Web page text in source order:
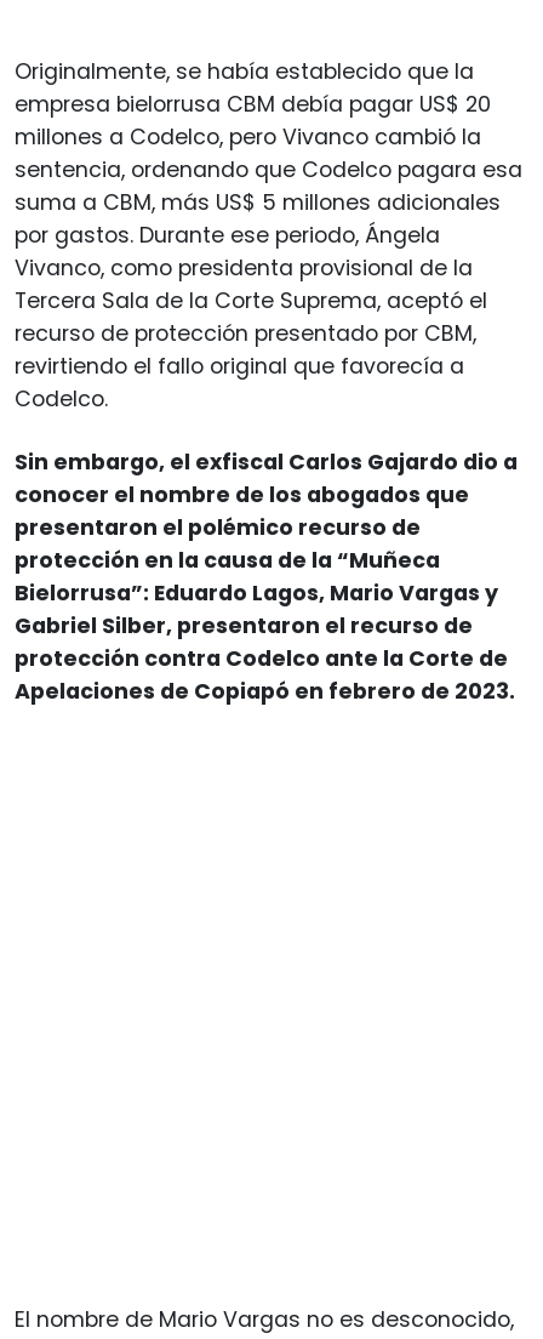
Originalmente, se había establecido que la
empresa bielorrusa CBM debía pagar US$ 20
millones a Codelco, pero Vivanco cambió la
sentencia, ordenando que Codelco pagara esa
suma a CBM, más US$ 5 millones adicionales
por gastos. Durante ese periodo, Ángela
Vivanco, como presidenta provisional de la
Tercera Sala de la Corte Suprema, aceptó el
recurso de protección presentado por CBM,
revirtiendo el fallo original que favorecía a
Codelco.
Sin embargo, el exfiscal Carlos Gajardo dio a
conocer el nombre de los abogados que
presentaron el polémico recurso de
protección en la causa de la “Muñeca
Bielorrusa”: Eduardo Lagos, Mario Vargas y
Gabriel Silber, presentaron el recurso de
protección contra Codelco ante la Corte de
Apelaciones de Copiapó en febrero de 2023.
El nombre de Mario Vargas no es desconocido,